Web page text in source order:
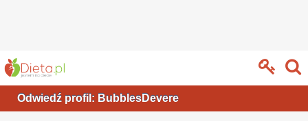
Odwiedź profil: BubblesDevere